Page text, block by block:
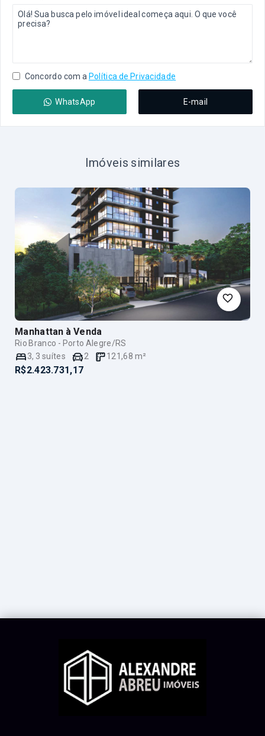
Concordo com a Política de Privacidade
WhatsApp E-mail
Imóveis similares
Manhattan à Venda
Rio Branco - Porto Alegre/RS
3, 3 suítes 2 121,68 m²
R$2.423.731,17